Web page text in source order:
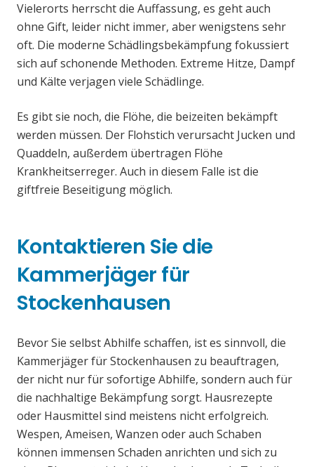
Vielerorts herrscht die Auffassung, es geht auch
ohne Gift, leider nicht immer, aber wenigstens sehr
oft. Die moderne Schädlingsbekämpfung fokussiert
sich auf schonende Methoden. Extreme Hitze, Dampf
und Kälte verjagen viele Schädlinge.
Es gibt sie noch, die Flöhe, die beizeiten bekämpft
werden müssen. Der Flohstich verursacht Jucken und
Quaddeln, außerdem übertragen Flöhe
Krankheitserreger. Auch in diesem Falle ist die
giftfreie Beseitigung möglich.
Kontaktieren Sie die
Kammerjäger für
Stockenhausen
Bevor Sie selbst Abhilfe schaffen, ist es sinnvoll, die
Kammerjäger für Stockenhausen zu beauftragen,
der nicht nur für sofortige Abhilfe, sondern auch für
die nachhaltige Bekämpfung sorgt. Hausrezepte
oder Hausmittel sind meistens nicht erfolgreich.
Wespen, Ameisen, Wanzen oder auch Schaben
können immensen Schaden anrichten und sich zu